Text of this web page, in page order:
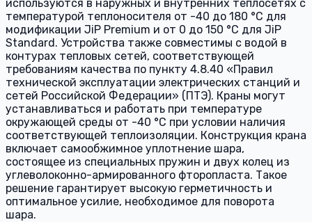
используются в наружных и внутренних теплосетях с
температурой теплоносителя от -40 до 180 °C для
модификации JiP Premium и от 0 до 150 °C для JiP
Standard. Устройства также совместимы с водой в
контурах тепловых сетей, соответствующей
требованиям качества по пункту 4.8.40 «Правил
технической эксплуатации электрических станций и
сетей Российской Федерации» (ПТЭ). Краны могут
устанавливаться и работать при температуре
окружающей среды от -40 °C при условии наличия
соответствующей теплоизоляции. Конструкция крана
включает самообжимное уплотнение шара,
состоящее из специальных пружин и двух колец из
углеволоконно-армированного фторопласта. Такое
решение гарантирует высокую герметичность и
оптимальное усилие, необходимое для поворота
шара.